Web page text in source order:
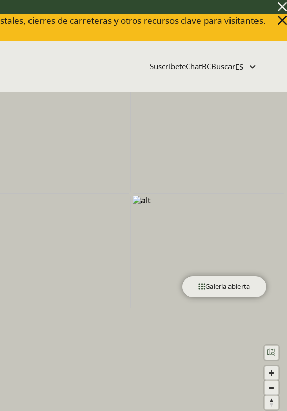
cierres de carreteras y otros recursos clave para visitantes.
SuscríbeteChatBCBuscar
Galería abierta